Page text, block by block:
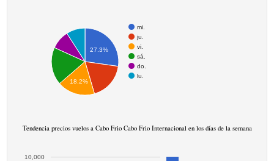
mi.
ju.
vi.
sá.
do.
lu.
27.3%
18.2%
Tendencia precios vuelos a Cabo Frio Cabo Frio Internacional en los días de la semana
10,000